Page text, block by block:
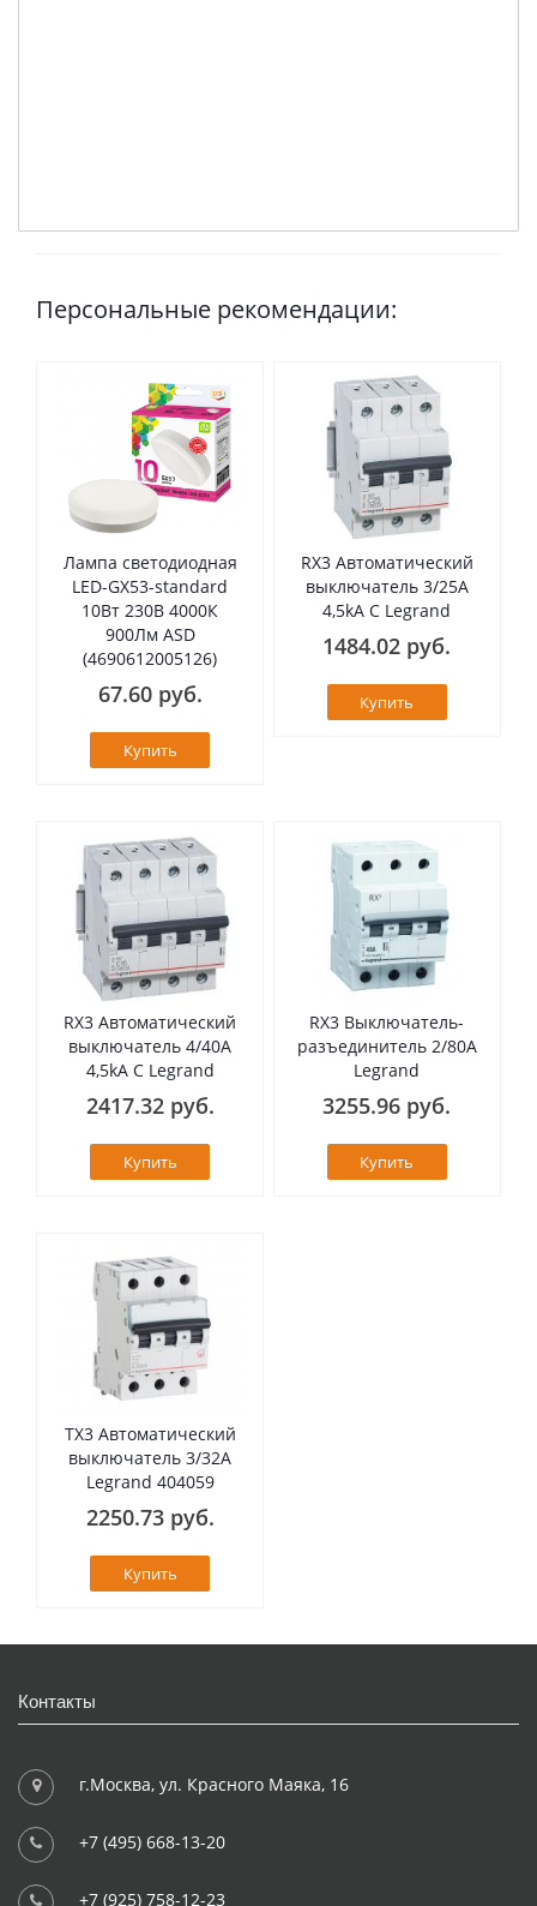
Персональные рекомендации:
Лампа светодиодная
LED-GX53-standard
10Вт 230В 4000К
900Лм ASD
(4690612005126)
67.60 руб.
Купить
RX3 Автоматический
выключатель 3/25А
4,5kA C Legrand
1484.02 руб.
Купить
RX3 Автоматический
выключатель 4/40А
4,5kA C Legrand
2417.32 руб.
Купить
RX3 Выключатель-
разъединитель 2/80А
Legrand
3255.96 руб.
Купить
TX3 Автоматический
выключатель 3/32А
Legrand 404059
2250.73 руб.
Купить
Контакты
г.Москва, ул. Красного Маяка, 16
+7 (495) 668-13-20
+7 (925) 758-12-23